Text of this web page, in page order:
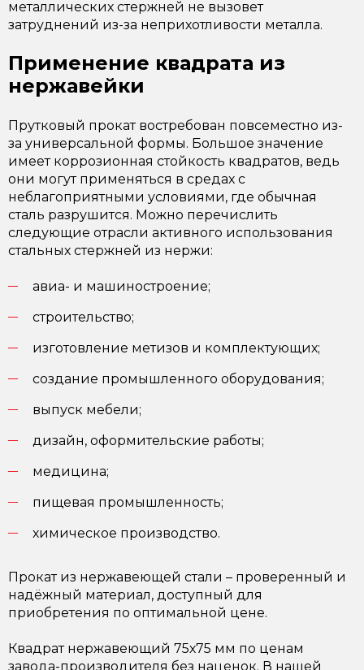
металлических стержней не вызовет
затруднений из-за неприхотливости металла.
Применение квадрата из
нержавейки
Прутковый прокат востребован повсеместно из-
за универсальной формы. Большое значение
имеет коррозионная стойкость квадратов, ведь
они могут применяться в средах с
неблагоприятными условиями, где обычная
сталь разрушится. Можно перечислить
следующие отрасли активного использования
стальных стержней из нержи:
авиа- и машиностроение;
строительство;
изготовление метизов и комплектующих;
создание промышленного оборудования;
выпуск мебели;
дизайн, оформительские работы;
медицина;
пищевая промышленность;
химическое производство.
Прокат из нержавеющей стали – проверенный и
надёжный материал, доступный для
приобретения по оптимальной цене.
Квадрат нержавеющий 75х75 мм по ценам
завода-производителя без наценок. В нашей